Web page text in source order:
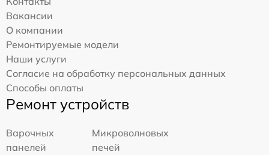
Вакансии
О компании
Ремонтируемые модели
Наши услуги
Согласие на обработку персональных данных
Способы оплаты
Ремонт устройств
Варочных
панелей
Микроволновых
печей